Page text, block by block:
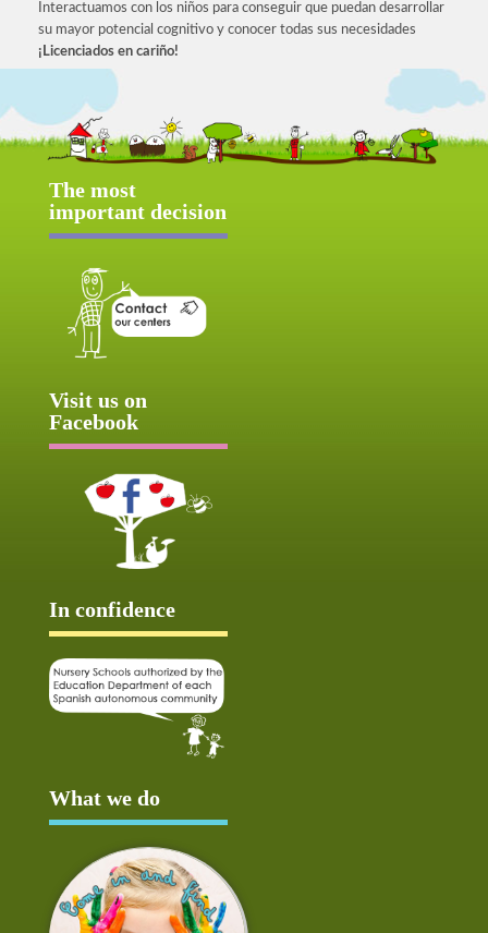
Interactuamos con los niños para conseguir que puedan desarrollar
su mayor potencial cognitivo y conocer todas sus necesidades
¡Licenciados en cariño!
The most
important decision
Visit us on
Facebook
In confidence
What we do